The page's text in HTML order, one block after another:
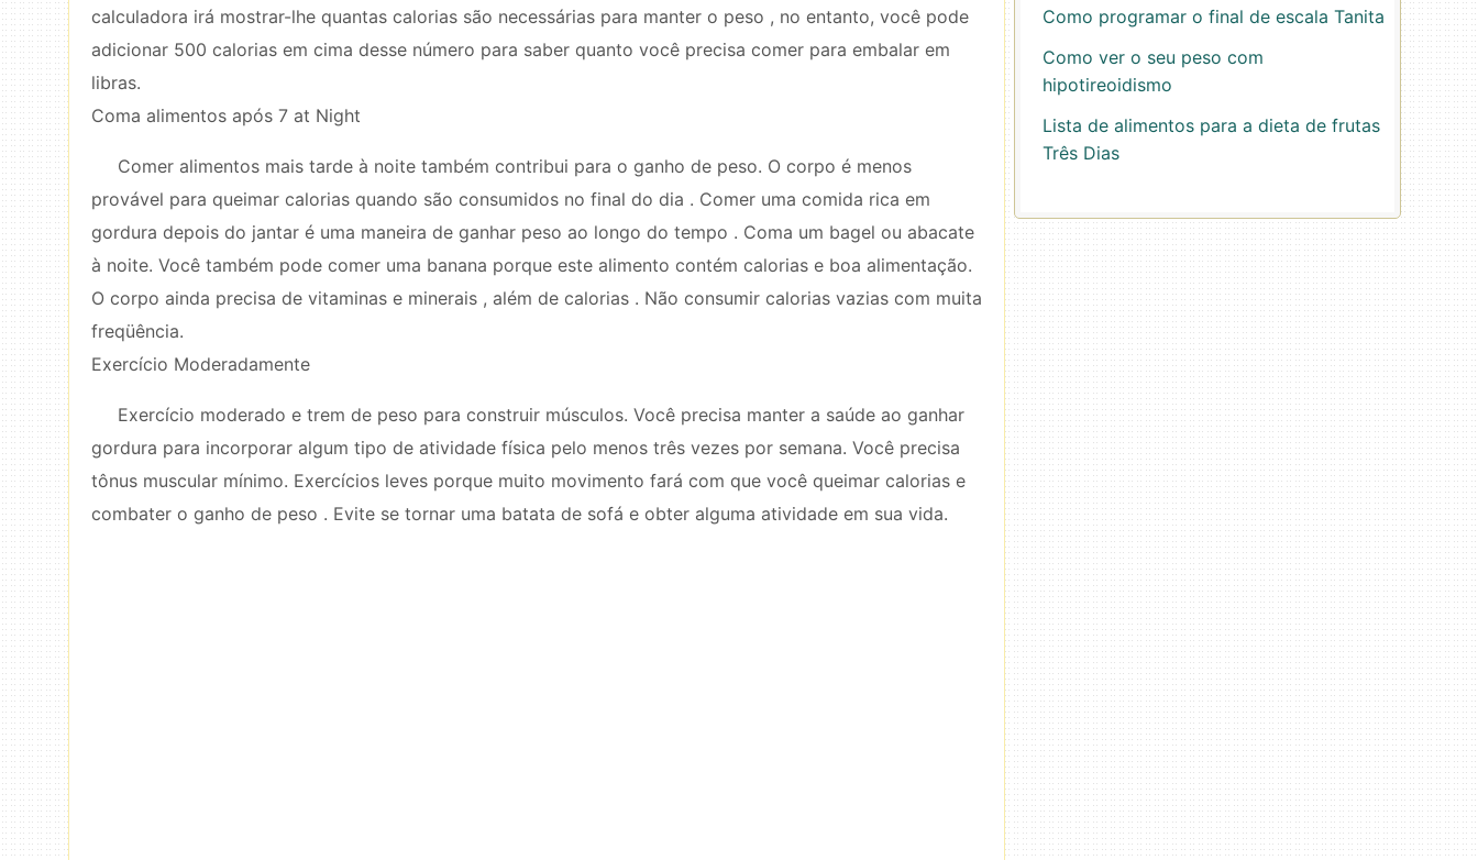
calculadora irá mostrar-lhe quantas calorias são necessárias para manter o peso , no entanto, você pode
adicionar 500 calorias em cima desse número para saber quanto você precisa comer para embalar em
libras.
Coma alimentos após 7 at Night
Comer alimentos mais tarde à noite também contribui para o ganho de peso. O corpo é menos
provável para queimar calorias quando são consumidos no final do dia . Comer uma comida rica em
gordura depois do jantar é uma maneira de ganhar peso ao longo do tempo . Coma um bagel ou abacate
à noite. Você também pode comer uma banana porque este alimento contém calorias e boa alimentação.
O corpo ainda precisa de vitaminas e minerais , além de calorias . Não consumir calorias vazias com muita
freqüência.
Exercício Moderadamente
Exercício moderado e trem de peso para construir músculos. Você precisa manter a saúde ao ganhar
gordura para incorporar algum tipo de atividade física pelo menos três vezes por semana. Você precisa
tônus ​​muscular mínimo. Exercícios leves porque muito movimento fará com que você queimar calorias e
combater o ganho de peso . Evite se tornar uma batata de sofá e obter alguma atividade em sua vida.
Como programar o final de escala Tanita
Como ver o seu peso com
hipotireoidismo
Lista de alimentos para a dieta de frutas
Três Dias